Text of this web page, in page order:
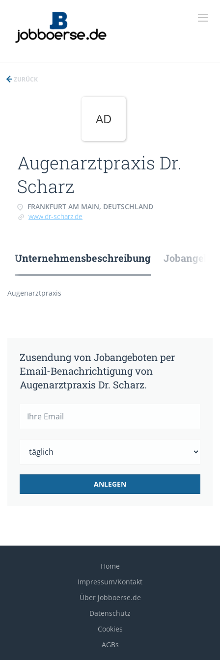
ZURÜCK
AD
Augenarztpraxis Dr.
Scharz
FRANKFURT AM MAIN, DEUTSCHLAND
www.dr-scharz.de
Unternehmensbeschreibung
Augenarztpraxis
Zusendung von Jobangeboten per
Email-Benachrichtigung von
Augenarztpraxis Dr. Scharz.
Home
Impressum/Kontakt
Über jobboerse.de
Datenschutz
Cookies
AGBs